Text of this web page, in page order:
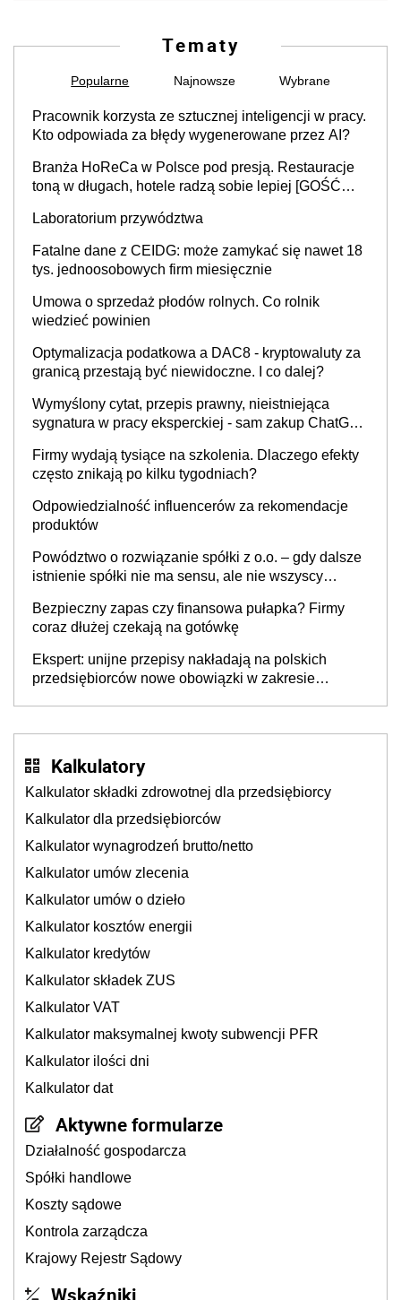
Tematy
Popularne Najnowsze Wybrane
Pracownik korzysta ze sztucznej inteligencji w pracy.
Kto odpowiada za błędy wygenerowane przez AI?
Branża HoReCa w Polsce pod presją. Restauracje
toną w długach, hotele radzą sobie lepiej [GOŚĆ
Laboratorium przywództwa
Fatalne dane z CEIDG: może zamykać się nawet 18
tys. jednoosobowych firm miesięcznie
Umowa o sprzedaż płodów rolnych. Co rolnik
wiedzieć powinien
Optymalizacja podatkowa a DAC8 - kryptowaluty za
granicą przestają być niewidoczne. I co dalej?
Wymyślony cytat, przepis prawny, nieistniejąca
sygnatura w pracy eksperckiej - sam zakup ChatGPT
Firmy wydają tysiące na szkolenia. Dlaczego efekty
często znikają po kilku tygodniach?
Odpowiedzialność influencerów za rekomendacje
produktów
Powództwo o rozwiązanie spółki z o.o. – gdy dalsze
istnienie spółki nie ma sensu, ale nie wszyscy
Bezpieczny zapas czy finansowa pułapka? Firmy
coraz dłużej czekają na gotówkę
Ekspert: unijne przepisy nakładają na polskich
przedsiębiorców nowe obowiązki w zakresie
Kalkulatory
Kalkulator składki zdrowotnej dla przedsiębiorcy
Kalkulator dla przedsiębiorców
Kalkulator wynagrodzeń brutto/netto
Kalkulator umów zlecenia
Kalkulator umów o dzieło
Kalkulator kosztów energii
Kalkulator kredytów
Kalkulator składek ZUS
Kalkulator VAT
Kalkulator maksymalnej kwoty subwencji PFR
Kalkulator ilości dni
Kalkulator dat
Aktywne formularze
Działalność gospodarcza
Spółki handlowe
Koszty sądowe
Kontrola zarządcza
Krajowy Rejestr Sądowy
Wskaźniki